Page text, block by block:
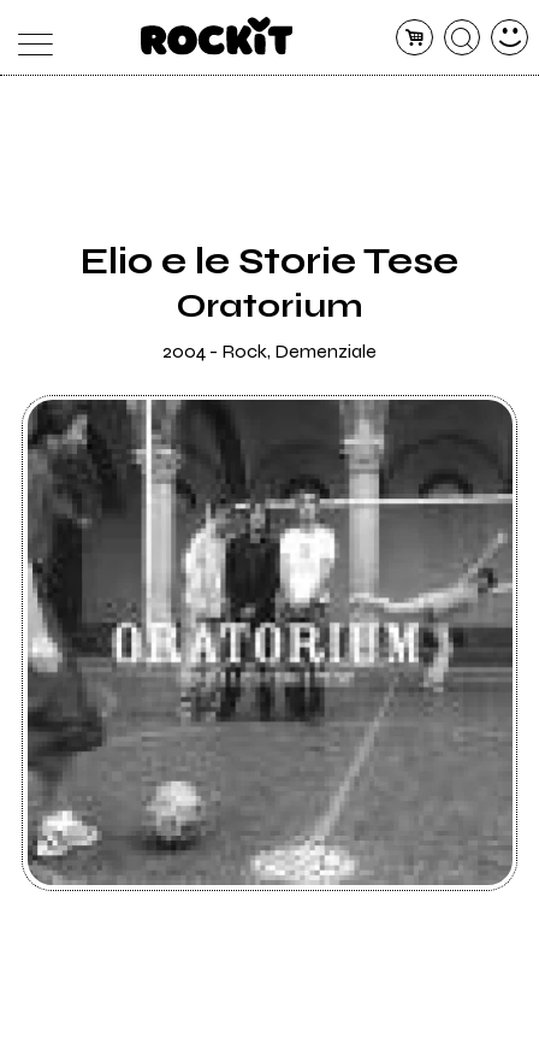
SHOP
Elio e le Storie Tese
Oratorium
2004 - Rock, Demenziale